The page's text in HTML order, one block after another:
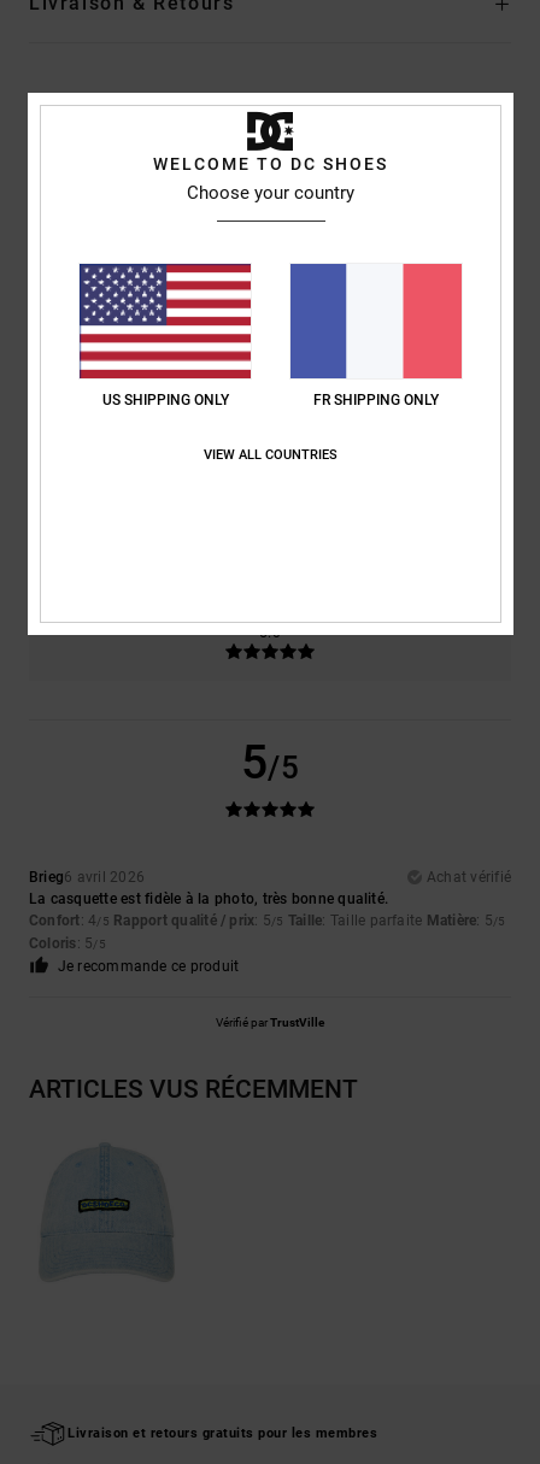
Avis clients
Note moyenne
5.0
basé sur1 avis vérifiés
100% de nos clients recommandent ce produit
5.0
5/5
Brieg6 avril 2026
Achat vérifié
La casquette est fidèle à la photo, très bonne qualité.
Confort: 4/5 Rapport qualité / prix: 5/5 Taille: Taille parfaite Matière: 5/5
Coloris: 5/5
Je recommande ce produit
Vérifié parTrustVille
ARTICLES VUS RÉCEMMENT
Livraison et retours gratuits pour les membres
WELCOME TO DC SHOES
Choose your country
US SHIPPING ONLY FR SHIPPING ONLY
VIEW ALL COUNTRIES